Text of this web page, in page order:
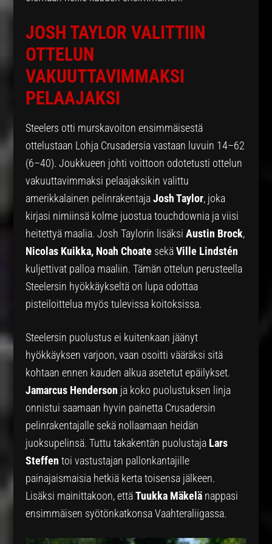
JOSH TAYLOR VALITTIIN
OTTELUN
VAKUUTTAVIMMAKSI
PELAAJAKSI
Steelers otti murskavoiton ensimmäisestä
ottelustaan Lohja Crusadersia vastaan luvuin 14–62
(6–40). Joukkueen johti voittoon odotetusti ottelun
vakuuttavimmaksi pelaajaksikin valittu
amerikkalainen pelinrakentajaJosh Taylor, joka
kirjasi nimiinsä kolme juostua touchdownia ja viisi
heitettyä maalia. Josh Taylorin lisäksiAustin Brock,
Nicolas Kuikka, Noah Choate sekäVille Lindstén
kuljettivat palloa maaliin. Tämän ottelun perusteella
Steelersin hyökkäykseltä on lupa odottaa
pisteiloittelua myös tulevissa koitoksissa.
Steelersin puolustus ei kuitenkaan jäänyt
hyökkäyksen varjoon, vaan osoitti vääräksi sitä
kohtaan ennen kauden alkua asetetut epäilykset.
Jamarcus Henderson ja koko puolustuksen linja
onnistui saamaan hyvin painetta Crusadersin
pelinrakentajalle sekä nollaamaan heidän
juoksupelinsä. Tuttu takakentän puolustaja Lars
Steffen toi vastustajan pallonkantajille
painajaismaisia hetkiä kerta toisensa jälkeen.
Lisäksi mainittakoon, ettäTuukka Mäkelä nappasi
ensimmäisen syötönkatkonsa Vaahteraliigassa.